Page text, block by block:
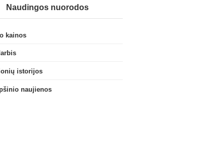
Naudingos nuorodos
kainos
istorijos
naujienos